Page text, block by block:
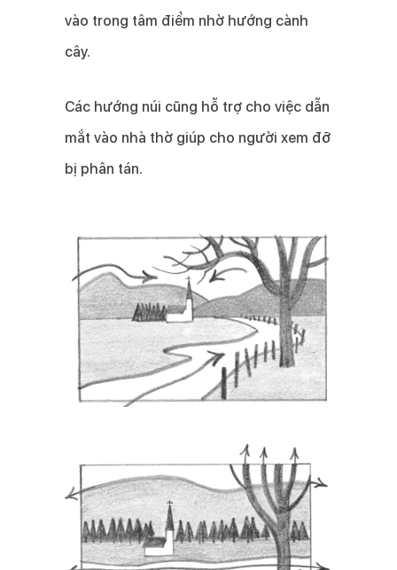
vào trong tâm điểm nhờ hướng cành
cây.
Các hướng núi cũng hỗ trợ cho việc dẫn
mắt vào nhà thờ giúp cho người xem đỡ
bị phân tán.